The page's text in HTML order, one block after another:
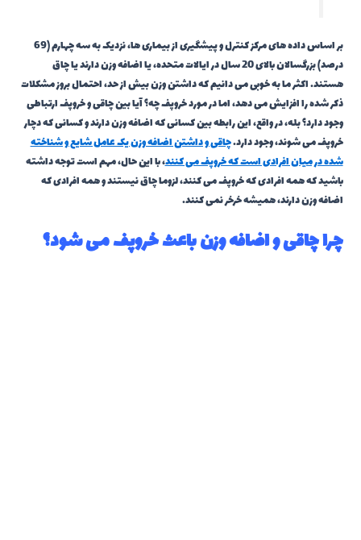
بر اساس داده های مرکز کنترل و پیشگیری از بیماری ها، نزدیک به سه چهارم (69
درصد) بزرگسالان بالای 20 سال در ایالات متحده، یا اضافه وزن دارند یا چاق
هستند. اکثر ما به خوبی می دانیم که داشتن وزن بیش از حد، احتمال بروز مشکلات
ذکر شده را افزایش می دهد، اما در مورد خروپف چه؟ آیا بین چاقی و خروپف ارتباطی
وجود دارد؟ بله، در واقع، این رابطه بین کسانی که اضافه وزن دارند و کسانی که دچار
خروپف می شوند، وجود دارد.چاقی و داشتن اضافه وزن یک عامل شایع و شناخته
شده در میان افرادی است که خروپف می کنند، با این حال، مهم است توجه داشته
باشید که همه افرادی که خروپف می کنند، لزوما چاق نیستند و همه افرادی که
اضافه وزن دارند، همیشه خرخر نمی کنند.
چرا چاقی و اضافه وزن باعث خروپف می شود؟